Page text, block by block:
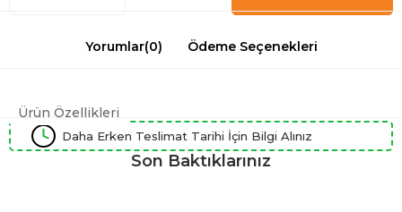
Yorumlar(0) Ödeme Seçenekleri
Ürün Özellikleri
Daha Erken Teslimat Tarihi İçin Bilgi Alınız
Son Baktıklarınız